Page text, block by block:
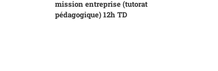
mission entreprise (tutorat
pédagogique) 12h TD